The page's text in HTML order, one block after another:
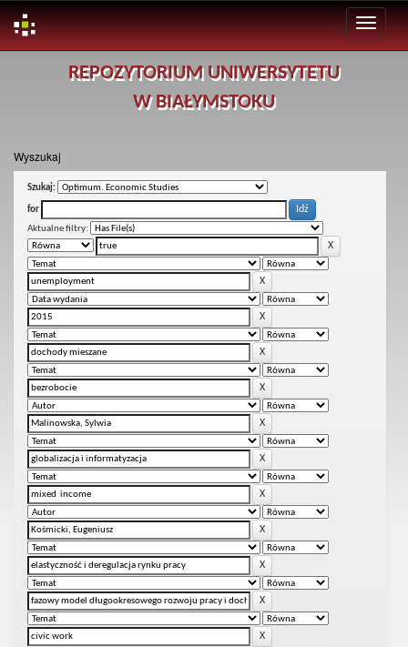
REPOZYTORIUM UNIWERSYTETU
W BIAŁYMSTOKU
Wyszukaj
Szukaj:
for
Aktualne filtry: